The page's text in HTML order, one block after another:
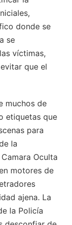
donde se
se
víctimas,
que el
muchos de
etiquetas que
para
la
Oculta
motores de
ajena. La
la Policía